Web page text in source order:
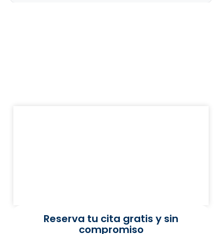
Reserva tu cita gratis y sin
compromiso